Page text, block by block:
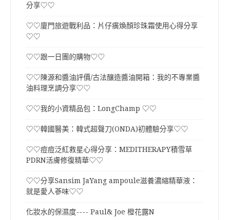
分享♡♡
♡♡廈門旅遊戰利品：片仔癀煥顏珍珠霜使用心得分享
♡♡
♡♡跟一日團的購物♡♡
♡♡陳源和醬油評價/古法釀造醬油開箱：我的不專業醬
油料理烹調分享♡♡
♡♡我的小資精品包：LongChamp ♡♡
♡♡韓國醫美：韓式超聲刀(ONDA)初體驗分享♡♡
♡♡痘痘泛紅救星心得分享：MEDITHERAPY積雪草
PDRN活膚修復精華♡♡
♡♡分享Sansim JaYang ampoule滋養濃縮精華液：
就是愛人蔘味♡♡
化妝水的保濕度---- Paul& Joe 橙花露N